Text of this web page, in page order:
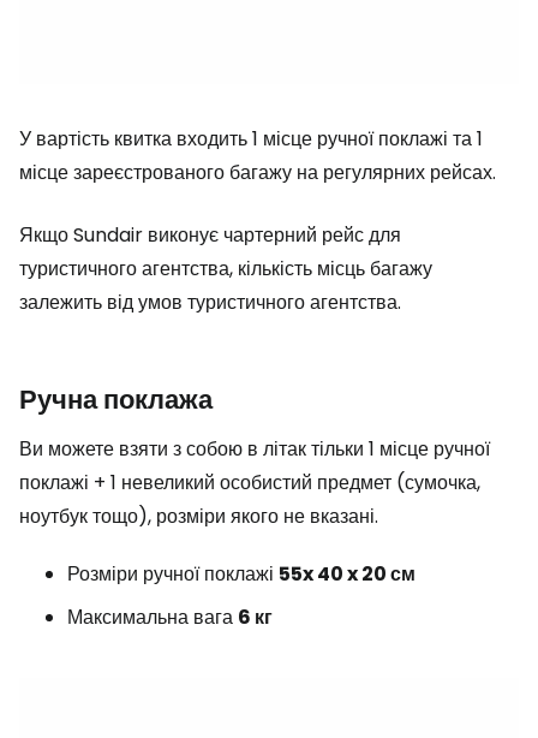
У вартість квитка входить 1 місце ручної поклажі та 1
місце зареєстрованого багажу на регулярних рейсах.
Якщо Sundair виконує чартерний рейс для
туристичного агентства, кількість місць багажу
залежить від умов туристичного агентства.
Ручна поклажа
Ви можете взяти з собою в літак тільки 1 місце ручної
поклажі + 1 невеликий особистий предмет (сумочка,
ноутбук тощо), розміри якого не вказані.
Розміри ручної поклажі 55x 40 x 20 см
Максимальна вага 6 кг